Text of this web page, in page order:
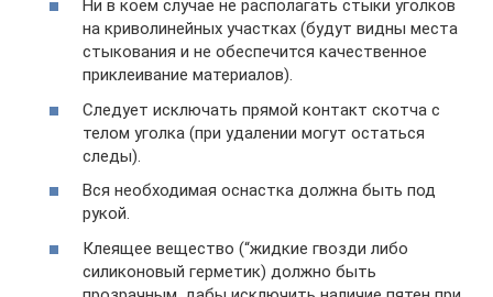
Ни в коем случае не располагать стыки уголков
на криволинейных участках (будут видны места
стыкования и не обеспечится качественное
приклеивание материалов).
Следует исключать прямой контакт скотча с
телом уголка (при удалении могут остаться
следы).
Вся необходимая оснастка должна быть под
рукой.
Клеящее вещество (“жидкие гвозди либо
силиконовый герметик) должно быть